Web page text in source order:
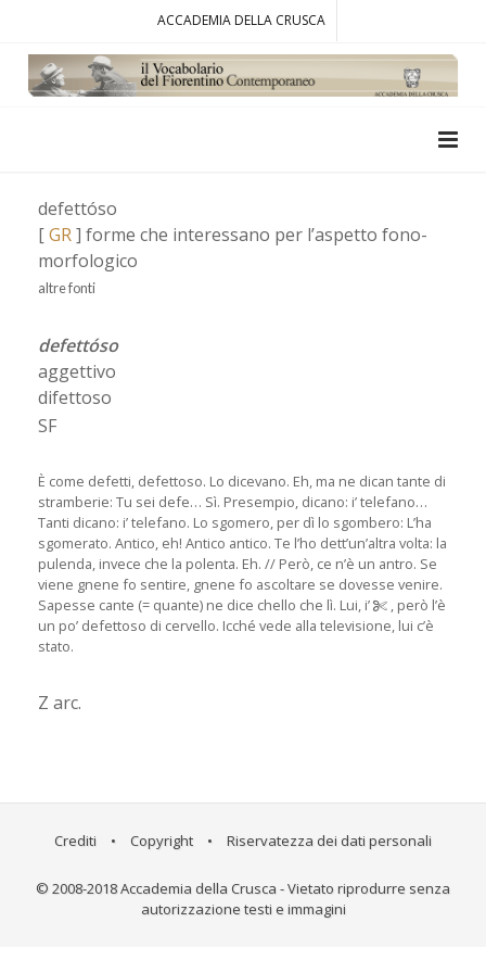
ACCADEMIA DELLA CRUSCA
defettóso
[GR] forme che interessano per l’aspetto fono-
morfologico
altre fonti
defettóso
aggettivo
difettoso
SF
È come defetti, defettoso. Lo dicevano. Eh, ma ne dican tante di
stramberie: Tu sei defe… Sì. Presempio, dicano: i’ telefano…
Tanti dicano: i’ telefano. Lo sgomero, per dì lo sgombero: L’ha
sgomerato. Antico, eh! Antico antico. Te l’ho dett’un’altra volta: la
pulenda, invece che la polenta. Eh. // Però, ce n’è un antro. Se
viene gnene fo sentire, gnene fo ascoltare se dovesse venire.
Sapesse cante (= quante) ne dice chello che lì. Lui, i’
, però l’è
un po’ defettoso di cervello. Icché vede alla televisione, lui c’è
stato.
Z arc.
Crediti • Copyright • Riservatezza dei dati personali
© 2008-2018 Accademia della Crusca - Vietato riprodurre senza
autorizzazione testi e immagini